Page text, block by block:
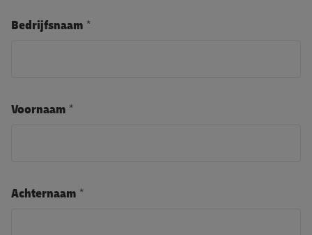
Bedrijfsnaam
Voornaam
Achternaam